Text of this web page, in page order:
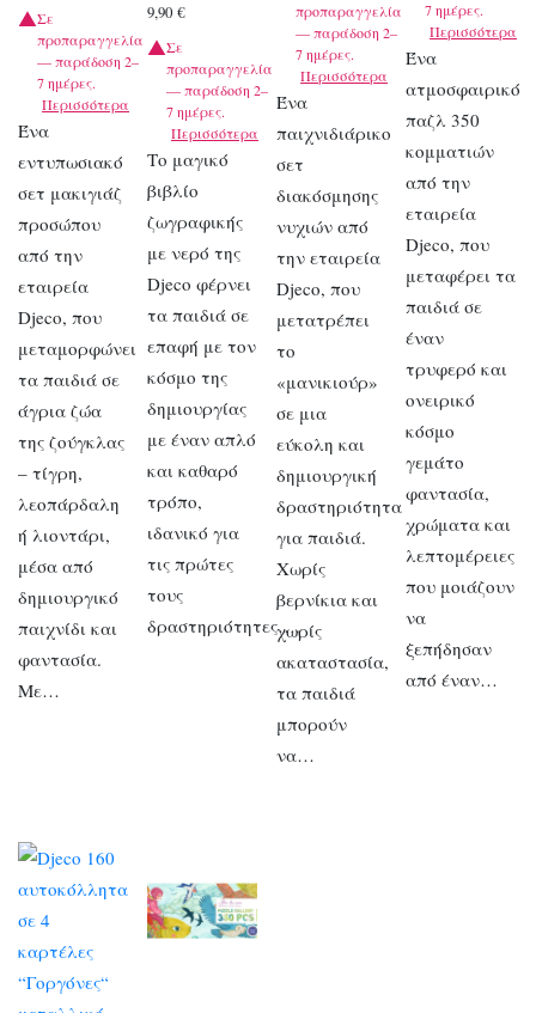
Σε
προπαραγγελία
— παράδοση 2–
7 ημέρες.
Περισσότερα
Ένα
εντυπωσιακό
σετ μακιγιάζ
προσώπου
από την
εταιρεία
Djeco, που
μεταμορφώνει
τα παιδιά σε
άγρια ζώα
της ζούγκλας
– τίγρη,
λεοπάρδαλη
ή λιοντάρι,
μέσα από
δημιουργικό
παιχνίδι και
φαντασία.
Με…
9,90€
Σε
προπαραγγελία
— παράδοση 2–
7 ημέρες.
Περισσότερα
Το μαγικό
βιβλίο
ζωγραφικής
με νερό της
Djeco φέρνει
τα παιδιά σε
επαφή με τον
κόσμο της
δημιουργίας
με έναν απλό
και καθαρό
τρόπο,
ιδανικό για
τις πρώτες
τους
δραστηριότητες….
προπαραγγελία
— παράδοση 2–
7 ημέρες.
Περισσότερα
Ένα
παιχνιδιάρικο
σετ
διακόσμησης
νυχιών από
την εταιρεία
Djeco, που
μετατρέπει
το
«μανικιούρ»
σε μια
εύκολη και
δημιουργική
δραστηριότητα
για παιδιά.
Χωρίς
βερνίκια και
χωρίς
ακαταστασία,
τα παιδιά
μπορούν
να…
7 ημέρες.
Περισσότερα
Ένα
ατμοσφαιρικό
παζλ 350
κομματιών
από την
εταιρεία
Djeco, που
μεταφέρει τα
παιδιά σε
έναν
τρυφερό και
ονειρικό
κόσμο
γεμάτο
φαντασία,
χρώματα και
λεπτομέρειες
που μοιάζουν
να
ξεπήδησαν
από έναν…